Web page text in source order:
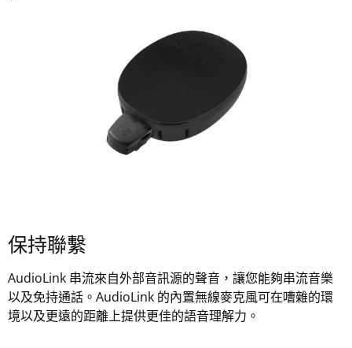
保持聯繫
AudioLink 串流來自外部音訊源的聲音，讓您能夠串流音樂
以及免持通話。AudioLink 的內置無線麥克風可在嘈雜的環
境以及更遠的距離上提供更佳的語音理解力。